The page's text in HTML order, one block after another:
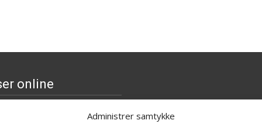
Administrer samtykke
online
& Baby Mack (lam),